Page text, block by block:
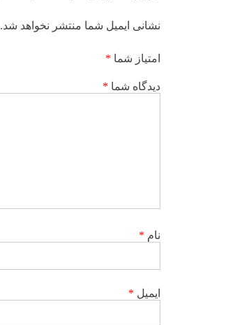
نشانی ایمیل شما منتشر نخواهد شد.
امتیاز شما *
دیدگاه شما *
نام *
ایمیل *